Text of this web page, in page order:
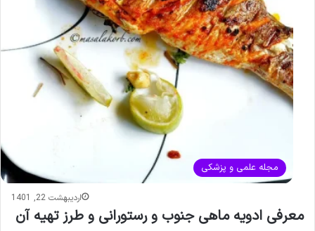
مجله علمی و پزشکی
اردیبهشت 22, 1401
معرفی ادویه ماهی جنوب و رستورانی و طرز تهیه آن